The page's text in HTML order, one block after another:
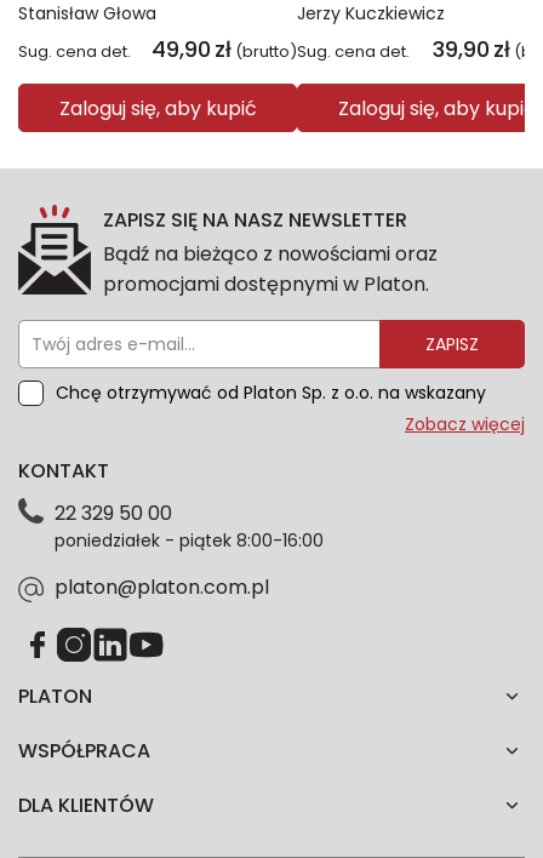
Stanisław Głowa
Sug. cena det. 49,90 zł (brutto)
Zaloguj się, aby kupić
Jerzy Kuczkiewicz
Sug. cena det. 39,90 zł
Zaloguj się, aby kupić
ZAPISZ SIĘ NA NASZ NEWSLETTER
Bądź na bieżąco z nowościami oraz
promocjami dostępnymi w Platon.
ZAPISZ
Chcę otrzymywać od Platon Sp. z o.o. na wskazany
przeze mnie adres e-mail informacje marketingowe
dotyczące danych osobowych znajdziesz w naszej
każdym czasie. Wycofanie zgody nie wpłynie na
zgodność z prawem przetwarzania dokonanego przed
Zobacz więcej
PLATON
WSPÓŁPRACA
DLA KLIENTÓW
KONTAKT
22 329 50 00
poniedziałek - piątek 8:00-16:00
platon@platon.com.pl